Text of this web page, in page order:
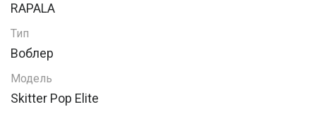
RAPALA
Тип
Воблер
Модель
Skitter Pop Elite